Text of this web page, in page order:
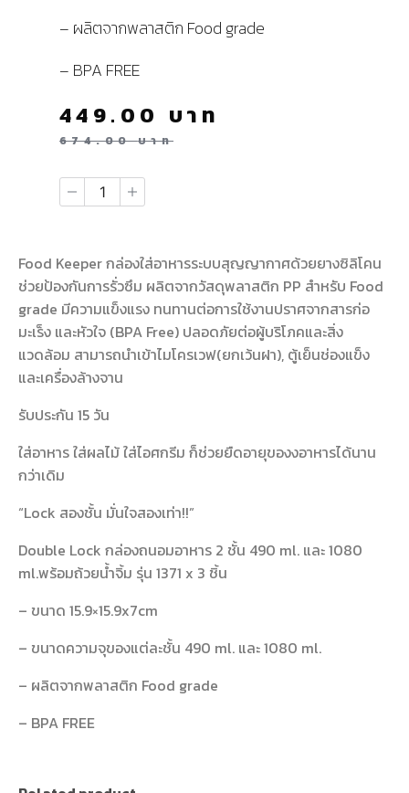
– ผลิตจากพลาสติก Food grade
– BPA FREE
674.00บาท
449.00 บาท
Food Keeper กล่องใส่อาหารระบบสุญญากาศด้วยยางซิลิโคน
ช่วยป้องกันการรั่วซึม ผลิตจากวัสดุพลาสติก PP สำหรับ Food
grade มีความแข็งแรง ทนทานต่อการใช้งานปราศจากสารก่อ
มะเร็ง และหัวใจ (BPA Free) ปลอดภัยต่อผู้บริโภคและสิ่ง
แวดล้อม สามารถนำเข้าไมโครเวฟ(ยกเว้นฝา), ตู้เย็นช่องแข็ง
และเครื่องล้างจาน
รับประกัน 15 วัน
ใส่อาหาร ใส่ผลไม้ ใส่ไอศกรีม ก็ช่วยยืดอายุของงอาหารได้นาน
กว่าเดิม
“Lock สองชั้น มั่นใจสองเท่า!!”
Double Lock กล่องถนอมอาหาร 2 ชั้น 490 ml. และ 1080
ml.พร้อมถ้วยน้ำจิ้ม รุ่น 1371 x 3 ชิ้น
– ขนาด 15.9×15.9x7cm
– ขนาดความจุของแต่ละชั้น 490 ml. และ 1080 ml.
– ผลิตจากพลาสติก Food grade
– BPA FREE